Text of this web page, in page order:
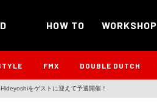
HOW TO WORKSHOP
FMX DOUBLE DUTCH
をゲストに迎えて予選開催！